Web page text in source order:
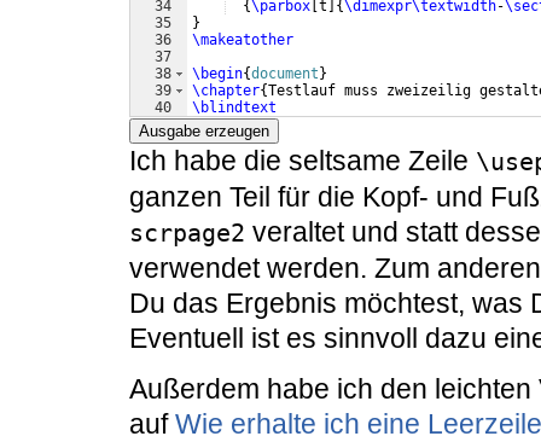
34
35
36
37
38
39
40
41
{\parbox t {\dimexpr\textwidth-
}
\makeatother
\begin{document }
\chapter{Testlauf muss zweizeilig
\blindtext
\section{Unterkapitel
Ausgabe erzeugen
Ich habe die seltsame Zeile
ganzen Teil für die Kopf- und
scrpage2 veraltet und statt
verwendet werden. Zum
Du das Ergebnis möchtest, was
Eventuell ist es sinnvoll dazu
Außerdem habe ich den
aufWie erhalte ich eine